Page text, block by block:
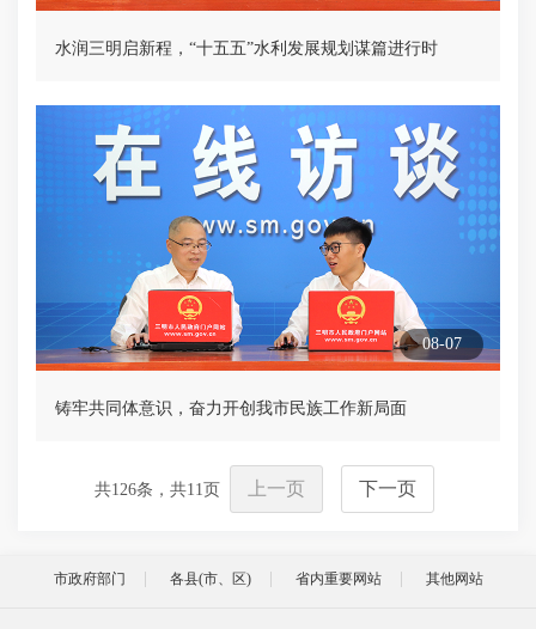
水润三明启新程，“十五五”水利发展规划谋篇进行时
08-07
铸牢共同体意识，奋力开创我市民族工作新局面
共126条，共11页 上一页 下一页
市政府部门 各县(市、区) 省内重要网站 其他网站